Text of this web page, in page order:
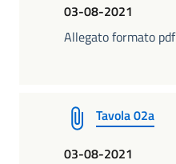
03-08-2021
Allegato formato pdf
Tavola 02a
03-08-2021